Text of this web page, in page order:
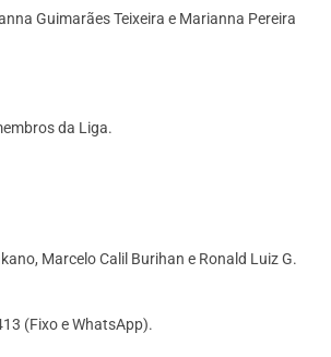
Guimarães Teixeira e Marianna Pereira
da Liga.
Marcelo Calil Burihan e Ronald Luiz G.
(Fixo e WhatsApp).